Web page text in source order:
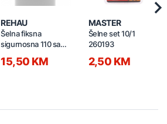
REHAU
Šelna fiksna
sigurnosna 110 sa
120029-002
15,50 KM
MASTER
Šelne set 10/1
260193
2,50 KM